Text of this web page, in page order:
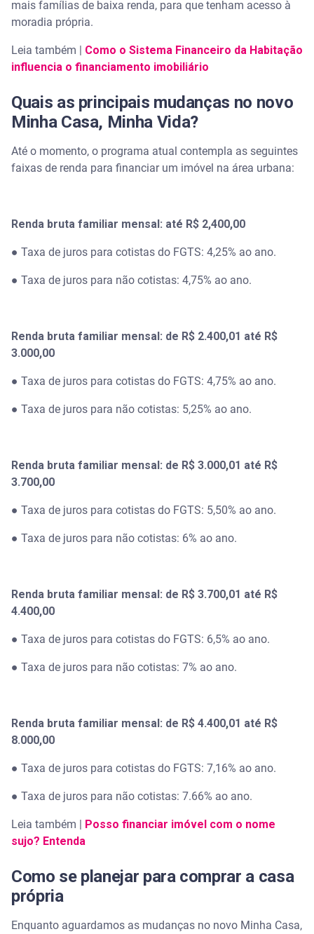
mais famílias de baixa renda, para que tenham acesso à
moradia própria.
Leia também | Como o Sistema Financeiro da Habitação
influencia o financiamento imobiliário
Quais as principais mudanças no novo
Minha Casa, Minha Vida?
Até o momento, o programa atual contempla as seguintes
faixas de renda para financiar um imóvel na área urbana:
Renda bruta familiar mensal: até R$ 2,400,00
● Taxa de juros para cotistas do FGTS: 4,25% ao ano.
● Taxa de juros para não cotistas: 4,75% ao ano.
Renda bruta familiar mensal: de R$ 2.400,01 até R$
3.000,00
● Taxa de juros para cotistas do FGTS: 4,75% ao ano.
● Taxa de juros para não cotistas: 5,25% ao ano.
Renda bruta familiar mensal: de R$ 3.000,01 até R$
3.700,00
● Taxa de juros para cotistas do FGTS: 5,50% ao ano.
● Taxa de juros para não cotistas: 6% ao ano.
Renda bruta familiar mensal: de R$ 3.700,01 até R$
4.400,00
● Taxa de juros para cotistas do FGTS: 6,5% ao ano.
● Taxa de juros para não cotistas: 7% ao ano.
Renda bruta familiar mensal: de R$ 4.400,01 até R$
8.000,00
● Taxa de juros para cotistas do FGTS: 7,16% ao ano.
● Taxa de juros para não cotistas: 7.66% ao ano.
Leia também |
Posso financiar imóvel com o nome
sujo? Entenda
Como se planejar para comprar a casa
própria
Enquanto aguardamos as mudanças no novo Minha Casa,